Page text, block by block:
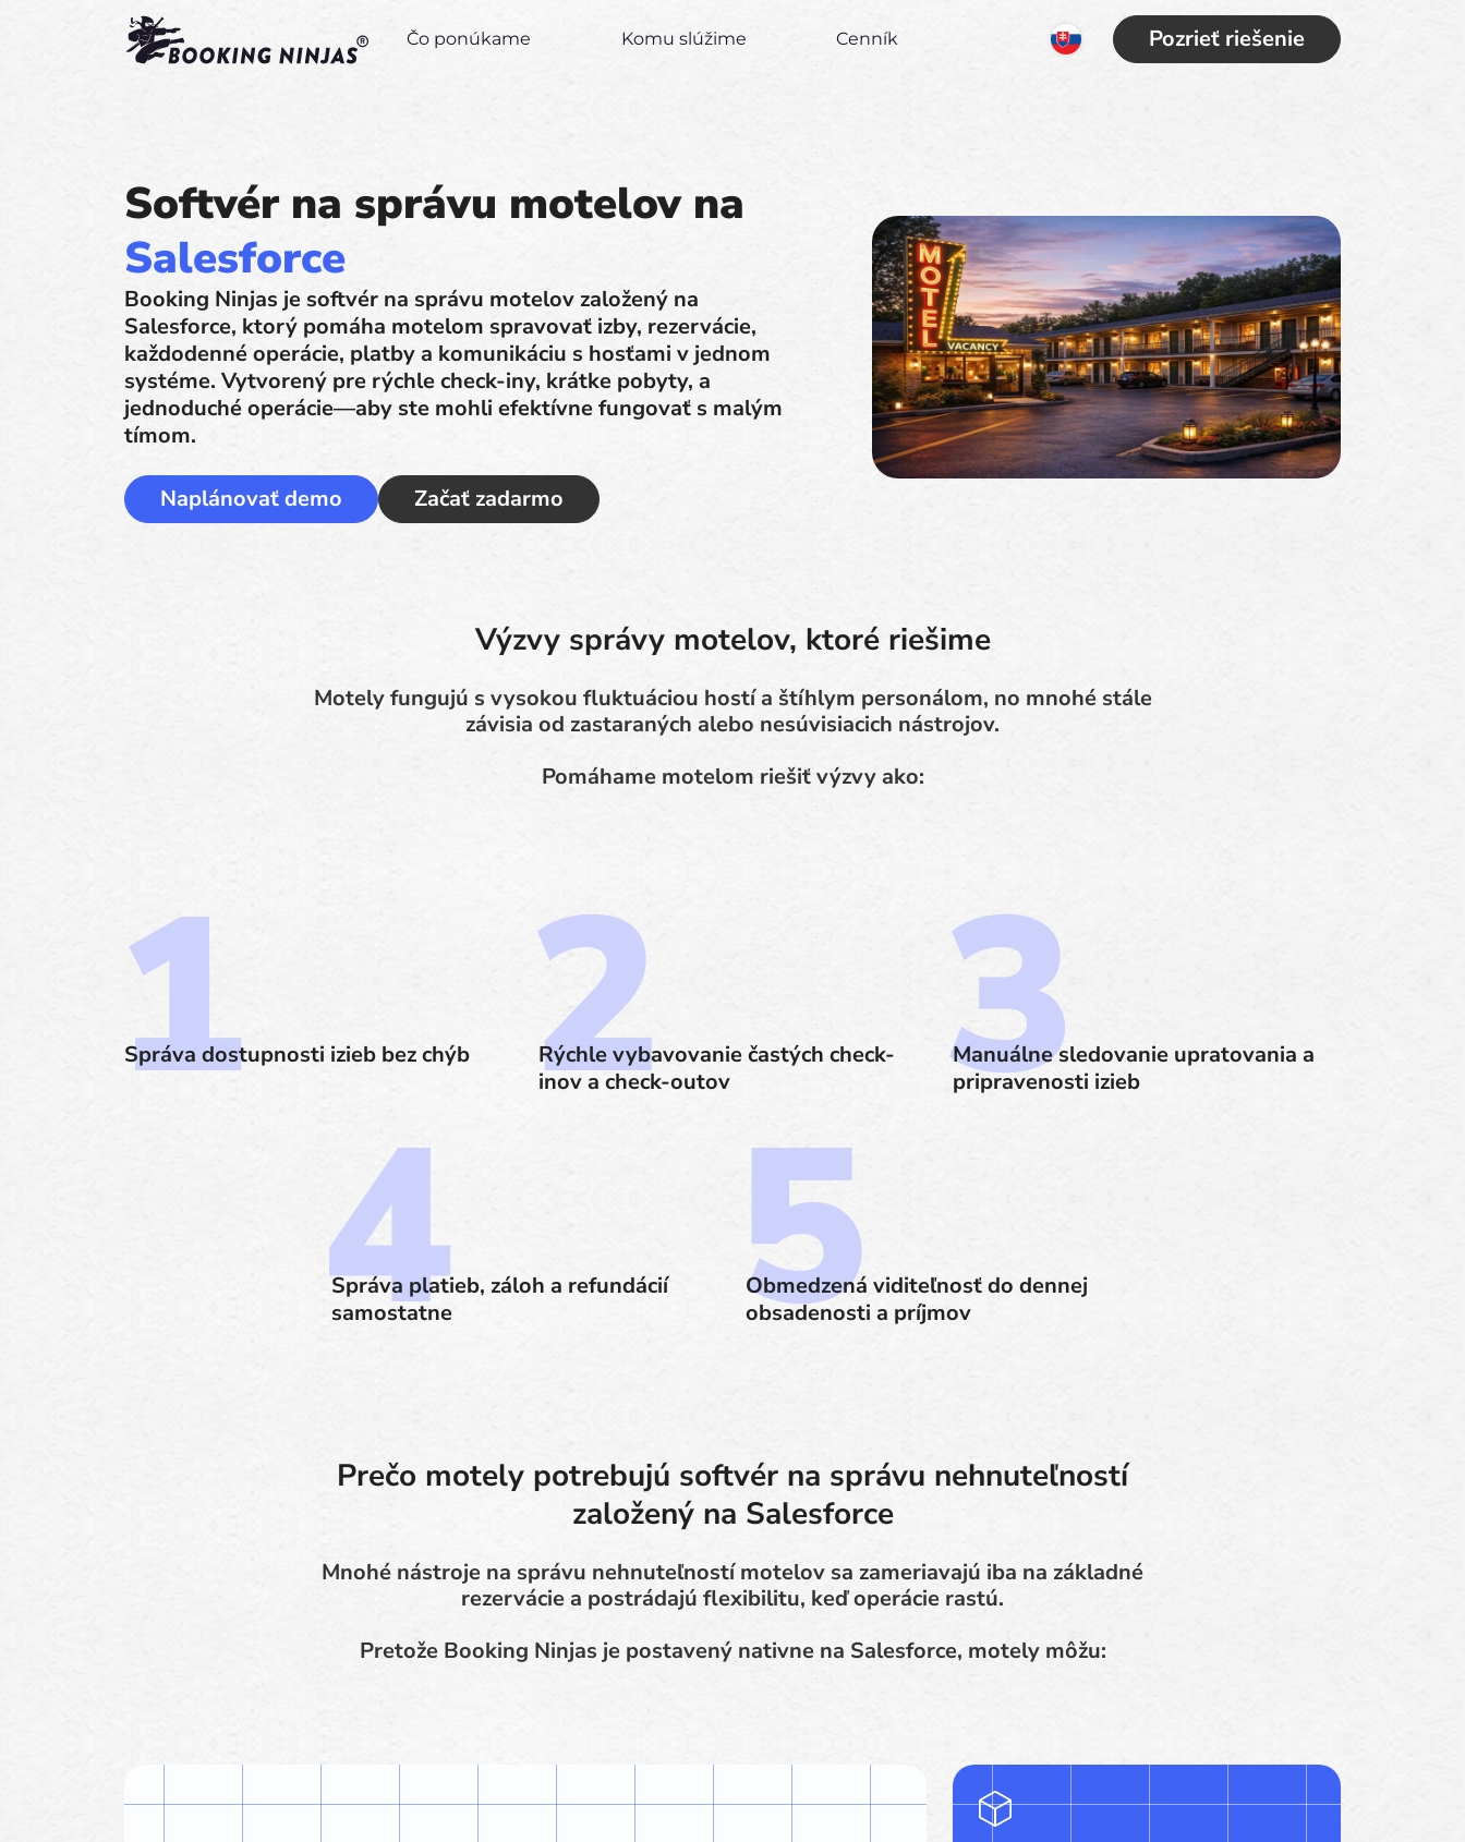
Pozrieť riešenie
Čo ponúkame Komu slúžime Cenník
Softvér na správu motelov na
Salesforce
Booking Ninjas je softvér na správu motelov založený na
Salesforce, ktorý pomáha motelom spravovať izby, rezervácie,
každodenné operácie, platby a komunikáciu s hosťami v jednom
systéme. Vytvorený pre rýchle check-iny, krátke pobyty, a
jednoduché operácie—aby ste mohli efektívne fungovať s malým
tímom.
Naplánovať demo Začať zadarmo
Výzvy správy motelov, ktoré riešime
Motely fungujú s vysokou fluktuáciou hostí a štíhlym personálom, no mnohé stále
závisia od zastaraných alebo nesúvisiacich nástrojov.
Pomáhame motelom riešiť výzvy ako:
Správa dostupnosti izieb bez chýb
Rýchle vybavovanie častých check-
inov a check-outov
Manuálne sledovanie upratovania a
pripravenosti izieb
Správa platieb, záloh a refundácií
samostatne
Obmedzená viditeľnosť do dennej
obsadenosti a príjmov
Prečo motely potrebujú softvér na správu nehnuteľností
založený na Salesforce
Mnohé nástroje na správu nehnuteľností motelov sa zameriavajú iba na základné
rezervácie a postrádajú flexibilitu, keď operácie rastú.
Pretože Booking Ninjas je postavený nativne na Salesforce, motely môžu: